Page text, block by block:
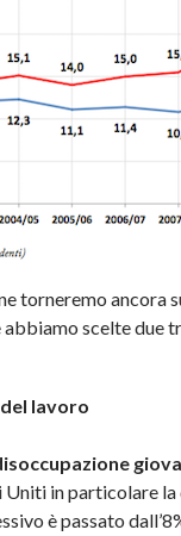
torneremo ancora
scelte due
lavoro
Uniti in particolare
è passato